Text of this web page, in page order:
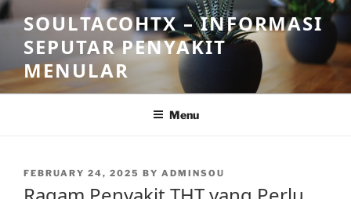
Skip
to
content
SOULTACOHTX – INFORMASI
SEPUTAR PENYAKIT
MENULAR
Menu
POSTED
FEBRUARY 24, 2025 BY ADMINSOU